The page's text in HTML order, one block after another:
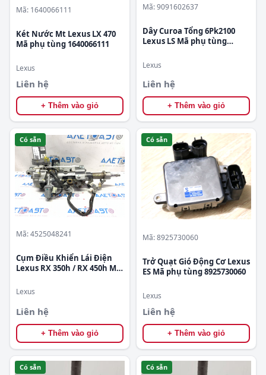
Mã: 1640066111
Két Nước Mt Lexus LX 470
Mã phụ tùng 1640066111
Lexus
Liên hệ
+ Thêm vào giỏ
Mã: 9091602637
Dây Curoa Tổng 6Pk2100
Lexus LS Mã phụ tùng
Lexus
Liên hệ
+ Thêm vào giỏ
Có sẵn
Mã: 4525048241
Cụm Điều Khiển Lái Điện
Lexus RX 350h / RX 450h Mã
Lexus
Liên hệ
+ Thêm vào giỏ
Có sẵn
Mã: 8925730060
Trở Quạt Gió Động Cơ Lexus
ES Mã phụ tùng 8925730060
Lexus
Liên hệ
+ Thêm vào giỏ
Có sẵn Có sẵn